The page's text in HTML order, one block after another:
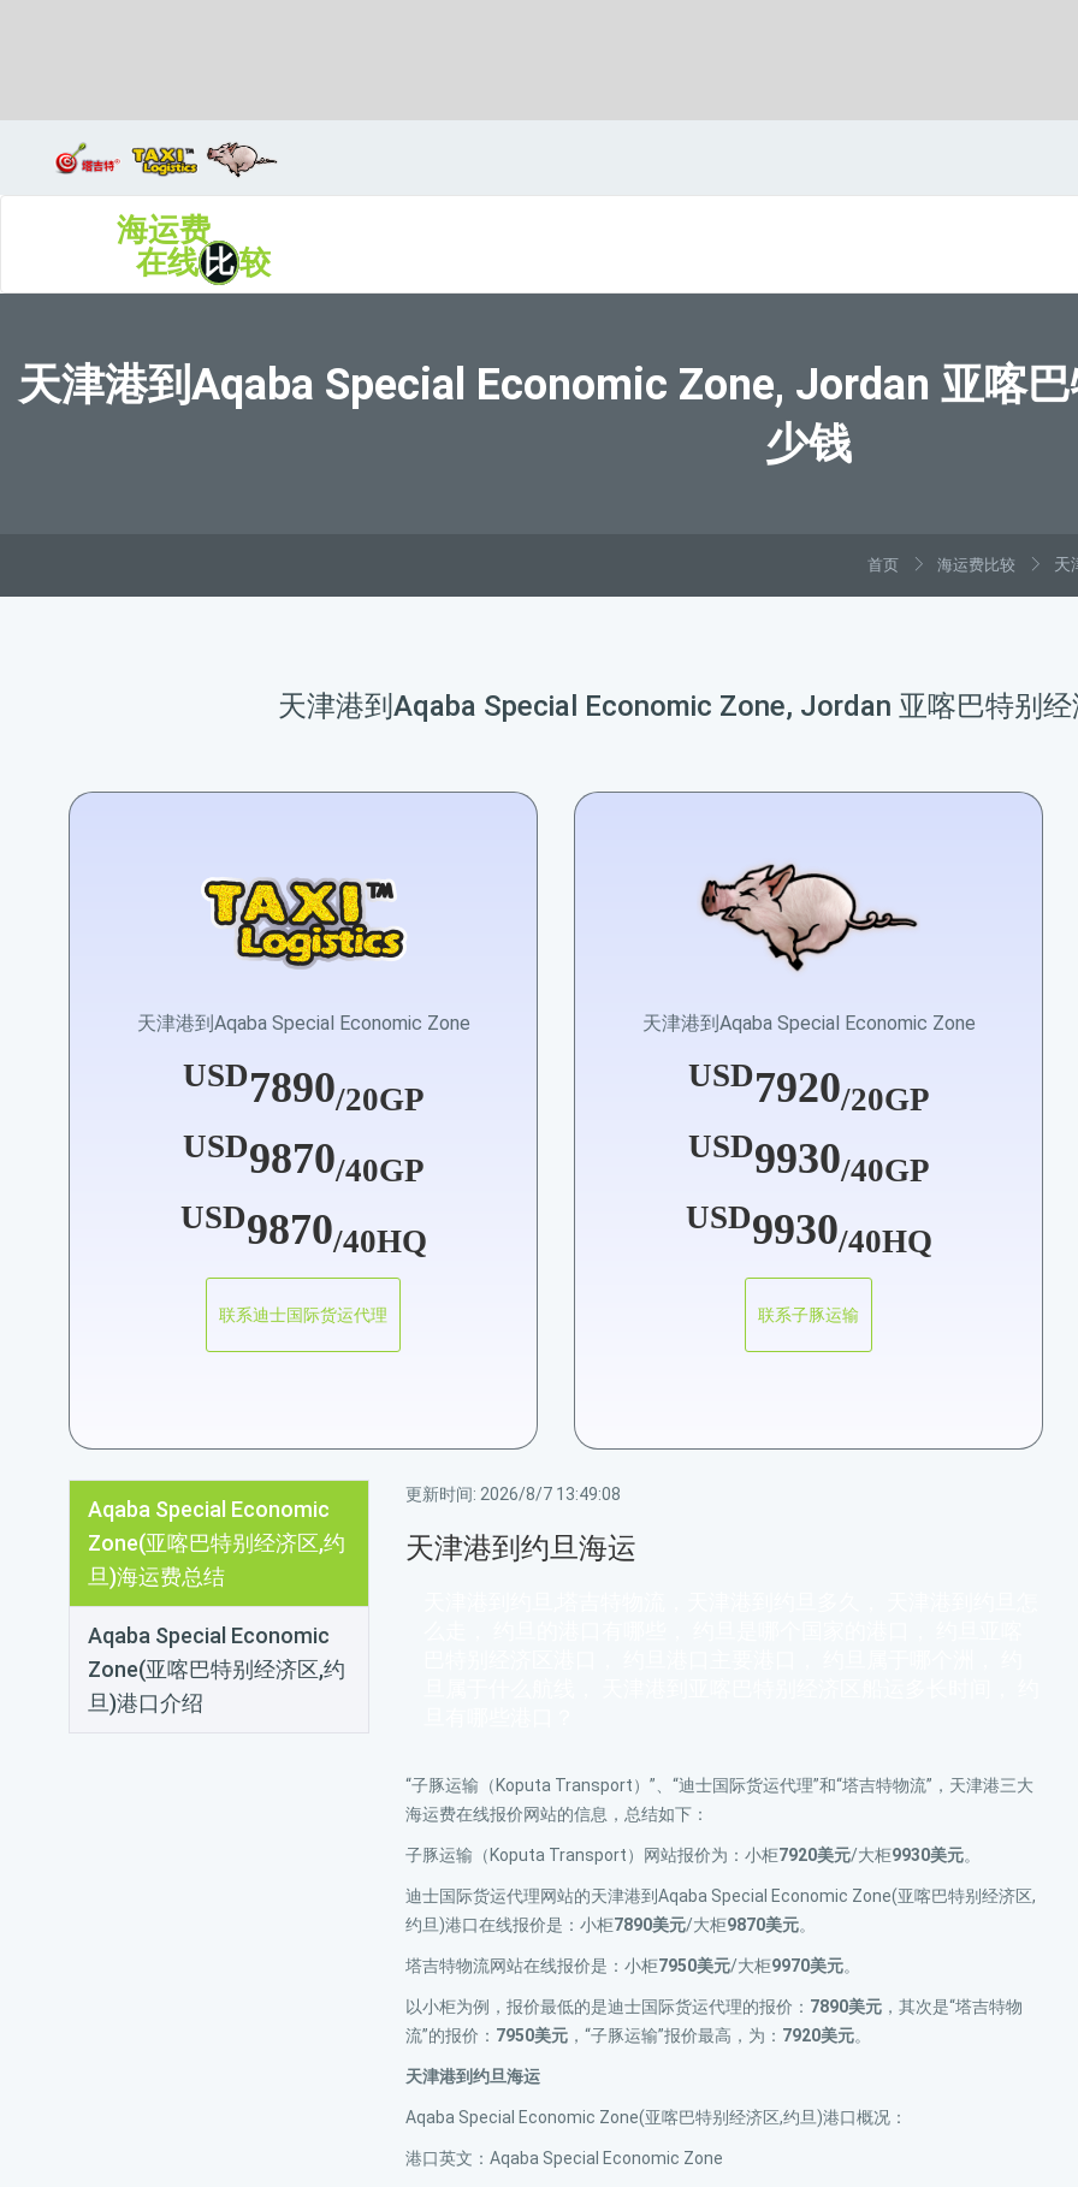
海运费
在线比较
天津港到Aqaba Special Economic Zone, Jordan 亚喀
少钱
首页 海运费比较 天
天津港到Aqaba Special Economic Zone, Jordan 亚喀巴特别
天津港到Aqaba Special Economic Zone
USD7890/20GP
USD9870/40GP
USD9870/40HQ
联系迪士国际货运代理
天津港到Aqaba Special Economic Zone
USD7920/20GP
USD9930/40GP
USD9930/40HQ
联系子豚运输
Aqaba Special Economic
Zone(亚喀巴特别经济区,约
旦)海运费总结
Aqaba Special Economic
Zone(亚喀巴特别经济区,约
旦)港口介绍
更新时间: 2026/8/7 13:49:08
天津港到约旦海运
“子豚运输（Koputa Transport）”、“迪士国际货运代理”和“塔吉特物流”，天津港三大
海运费在线报价网站的信息，总结如下：
子豚运输（Koputa Transport）网站报价为：小柜7920美元/大柜9930美元。
迪士国际货运代理网站的天津港到Aqaba Special Economic Zone(亚喀巴特别经济区,
约旦)港口在线报价是：小柜7890美元/大柜9870美元。
塔吉特物流网站在线报价是：小柜7950美元/大柜9970美元。
以小柜为例，报价最低的是迪士国际货运代理的报价： 7890美元，其次是“塔吉特物
流”的报价： 7950美元，“子豚运输”报价最高，为： 7920美元。
天津港到约旦海运
Aqaba Special Economic Zone(亚喀巴特别经济区,约旦)港口概况：
港口英文：Aqaba Special Economic Zone